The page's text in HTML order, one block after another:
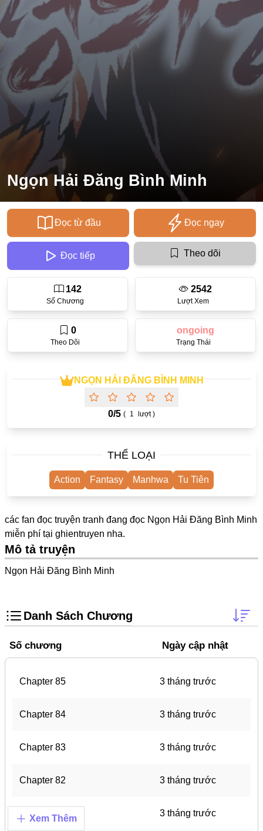
Hiện Đại
Harem
Ecchi
Nữ Cường
Huyền Huyễn
Tổng Tài
#Chiếm Hữu Mạnh Mẽ
Sports
Magic
Comic
#Ngược Tâm
Josei
Gender Bender
Truyện Scan
Yaoi
Cưới Trước Yêu Sau
Adult
Mature
Trọng Sinh
Shounen Ai
Demons
#Hoàng Gia
#Ma Cà Rồng
Ngọn Hải Đăng Bình Minh
NGỌN HẢI ĐĂNG BÌNH MINH
0/5 ( 1 lượt )
Số Chương
142
Lượt Xem
2542
Theo Dõi
0
Trạng Thái
ongoing
THỂ LOẠI
Action Fantasy Manhwa Tu Tiên
Đọc từ đầu Đọc ngay
Đọc tiếp Theo dõi
các fan đọc truyện tranh đang đọc Ngọn Hải Đăng Bình Minh
miễn phí tại ghientruyen nha.
Mô tả truyện
Ngọn Hải Đăng Bình Minh
Danh Sách Chương
Số chương Ngày cập nhật
Xem Thêm
Chapter 85 3 tháng trước
Chapter 84 3 tháng trước
Chapter 83 3 tháng trước
Chapter 82 3 tháng trước
Chapter 81 3 tháng trước